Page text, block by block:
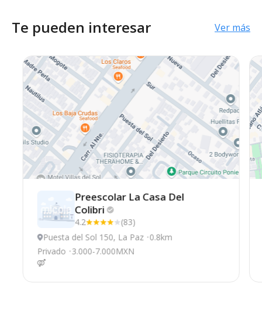
Te pueden interesar Ver más
Preescolar La Casa Del
Colibri
4.2
(83)
Puesta del Sol 150, La Paz 0.8km
Privado 3.000-7.000MXN